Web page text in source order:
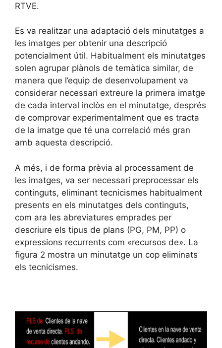
RTVE.
Es va realitzar una adaptació dels minutatges a
les imatges per obtenir una descripció
potencialment útil. Habitualment els minutatges
solen agrupar plànols de temàtica similar, de
manera que l’equip de desenvolupament va
considerar necessari extreure la primera imatge
de cada interval inclòs en el minutatge, després
de comprovar experimentalment que es tracta
de la imatge que té una correlació més gran
amb aquesta descripció.
A més, i de forma prèvia al processament de
les imatges, va ser necessari preprocessar els
continguts, eliminant tecnicismes habitualment
presents en els minutatges dels continguts,
com ara les abreviatures emprades per
descriure els tipus de plans (PG, PM, PP) o
expressions recurrents com «recursos de». La
figura 2 mostra un minutatge un cop eliminats
els tecnicismes.